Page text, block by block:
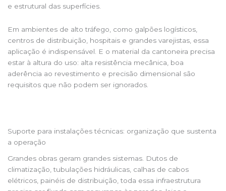
e estrutural das superfícies.
Em ambientes de alto tráfego, como galpões logísticos,
centros de distribuição, hospitais e grandes varejistas, essa
aplicação é indispensável. E o material da cantoneira precisa
estar à altura do uso: alta resistência mecânica, boa
aderência ao revestimento e precisão dimensional são
requisitos que não podem ser ignorados.
Suporte para instalações técnicas: organização que sustenta
a operação
Grandes obras geram grandes sistemas. Dutos de
climatização, tubulações hidráulicas, calhas de cabos
elétricos, painéis de distribuição, toda essa infraestrutura